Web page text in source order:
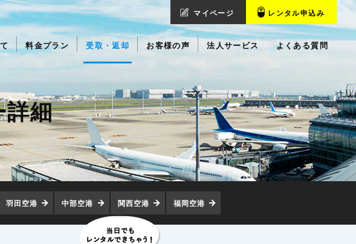
マイページ レンタル申込み
料金プラン 受取・返却 お客様の声 法人サービス よくある質問
詳細
羽田空港 中部空港 関西空港 福岡空港